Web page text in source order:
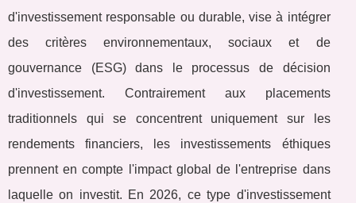
d'investissement responsable ou durable, vise à intégrer
des critères environnementaux, sociaux et de
gouvernance (ESG) dans le processus de décision
d'investissement. Contrairement aux placements
traditionnels qui se concentrent uniquement sur les
rendements financiers, les investissements éthiques
prennent en compte l'impact global de l'entreprise dans
laquelle on investit. En 2026, ce type d'investissement